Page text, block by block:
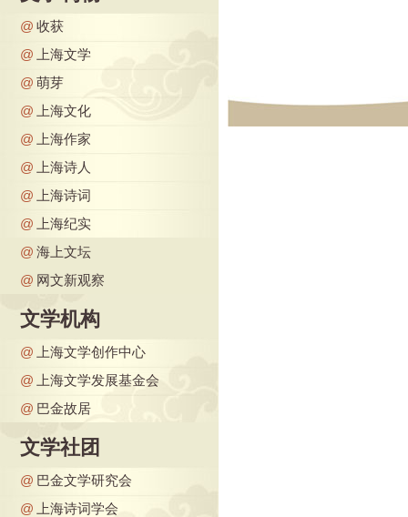
@ 收获
@
上海文学
@ 萌芽
@
上海文化
@
上海作家
@
上海诗人
@
上海诗词
@
上海纪实
@ 海上文坛
@ 网文新观察
文学机构
@
上海文学创作中心
@
上海文学发展基金会
@ 巴金故居
文学社团
@ 巴金文学研究会
@
上海诗词学会